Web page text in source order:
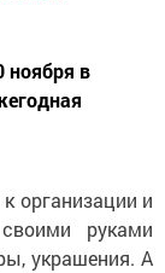
ноября в
организации и
руками
украшения. А